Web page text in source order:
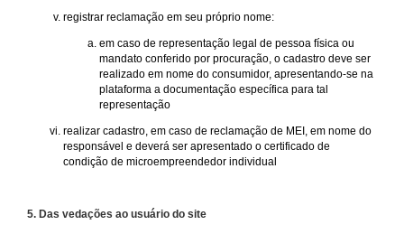
registrar reclamação em seu próprio nome:
em caso de representação legal de pessoa física ou
mandato conferido por procuração, o cadastro deve ser
realizado em nome do consumidor, apresentando-se na
plataforma a documentação específica para tal
representação
realizar cadastro, em caso de reclamação de MEI, em nome do
responsável e deverá ser apresentado o certificado de
condição de microempreendedor individual
5. Das vedações ao usuário do site